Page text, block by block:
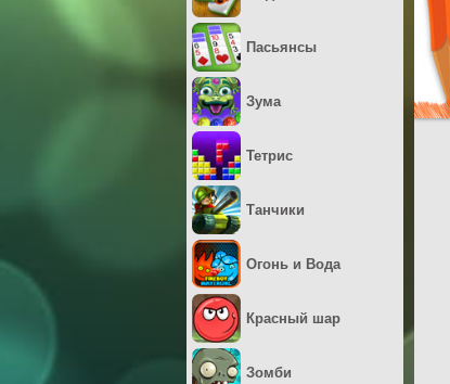
Пасьянсы
Зума
Тетрис
Танчики
Огонь и Вода
Красный шар
Зомби